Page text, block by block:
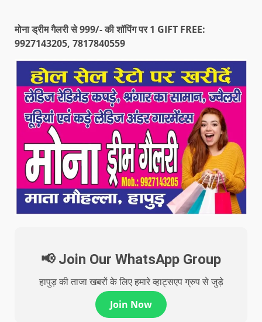
मोना ड्रीम गैलरी से 999/- की शॉपिंग पर 1 GIFT FREE:
9927143205, 7817840559
📢 Join Our WhatsApp Group
हापुड़ की ताजा खबरों के लिए हमारे व्हाट्सएप ग्रुप से जुड़े
Join Now